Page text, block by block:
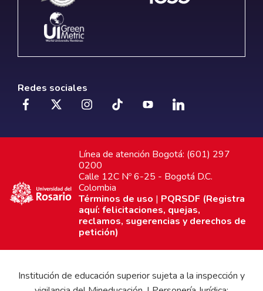
Redes sociales
Línea de atención Bogotá: (601) 297
0200
Calle 12C Nº 6-25 - Bogotá D.C.
Colombia
Términos de uso | PQRSDF (Registra
aquí: felicitaciones, quejas,
reclamos, sugerencias y derechos de
petición)
Institución de educación superior sujeta a la inspección y